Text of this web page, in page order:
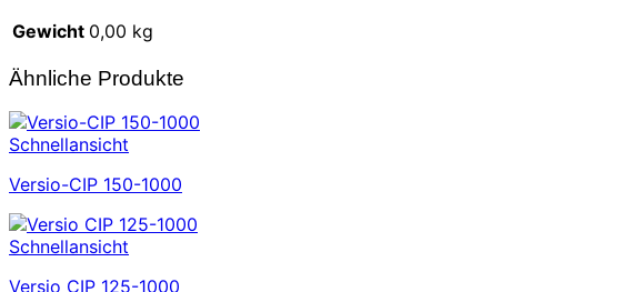
Gewicht 0,00 kg
Ähnliche Produkte
Schnellansicht
Versio-CIP 150-1000
Schnellansicht
Versio CIP 125-1000